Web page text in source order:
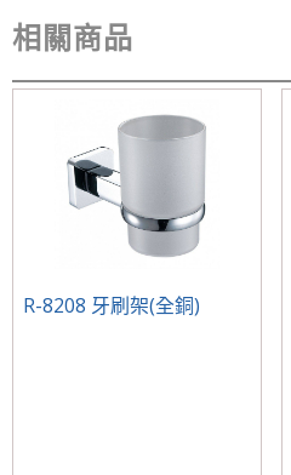
相關商品
R-8208 牙刷架(全銅)